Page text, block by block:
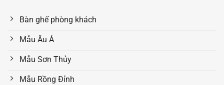
Bàn ghế phòng khách
Mẫu Âu Á
Mẫu Sơn Thủy
Mẫu Rồng Đỉnh